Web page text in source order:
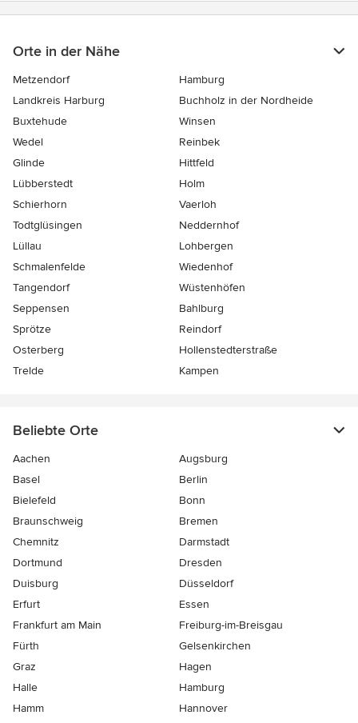
Orte in der Nähe
Metzendorf
Hamburg
Landkreis Harburg
Buchholz in der Nordheide
Buxtehude
Winsen
Wedel
Reinbek
Glinde
Hittfeld
Lübberstedt
Holm
Schierhorn
Vaerloh
Todtglüsingen
Neddernhof
Lüllau
Lohbergen
Schmalenfelde
Wiedenhof
Tangendorf
Wüstenhöfen
Seppensen
Bahlburg
Sprötze
Reindorf
Osterberg
Hollenstedterstraße
Trelde
Kampen
Beliebte Orte
Aachen
Augsburg
Basel
Berlin
Bielefeld
Bonn
Braunschweig
Bremen
Chemnitz
Darmstadt
Dortmund
Dresden
Duisburg
Düsseldorf
Erfurt
Essen
Frankfurt am Main
Freiburg-im-Breisgau
Fürth
Gelsenkirchen
Graz
Hagen
Halle
Hamburg
Hamm
Hannover